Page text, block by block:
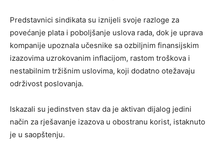
Predstavnici sindikata su iznijeli svoje razloge za
povećanje plata i poboljšanje uslova rada, dok je uprava
kompanije upoznala učesnike sa ozbiljnim finansijskim
izazovima uzrokovanim inflacijom, rastom troškova i
nestabilnim tržišnim uslovima, koji dodatno otežavaju
održivost poslovanja.
Iskazali su jedinstven stav da je aktivan dijalog jedini
način za rješavanje izazova u obostranu korist, istaknuto
je u saopštenju.